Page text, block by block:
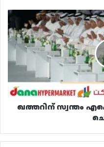
ഖത്തറിന്
സ്വന്തം
എഐ
കമ്പനി;
ലോഞ്ച്
ഖത്തറിന് സ്വന്തം